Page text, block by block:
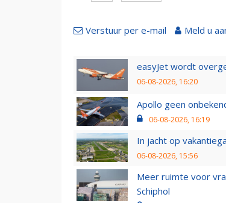
Verstuur per e-mail Meld u
easyJet wordt
06-08-2026, 16:20
Apollo geen
06-08-2026, 16:19
In jacht op
06-08-2026, 15:56
Meer ruimte voor
Schiphol